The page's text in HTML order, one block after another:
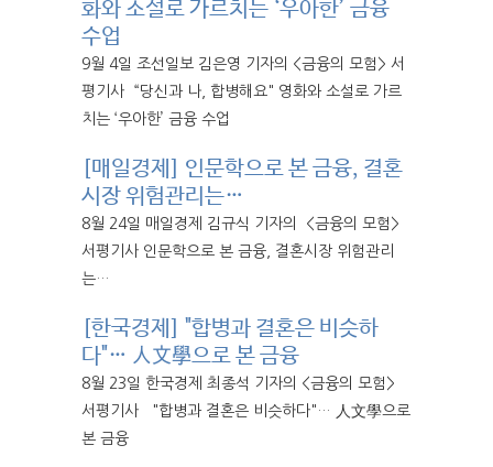
화와 소설로 가르치는 ‘우아한’ 금융
수업
9월 4일 조선일보 김은영 기자의 <금융의 모험> 서
평기사 “당신과 나, 합병해요" 영화와 소설로 가르
치는 ‘우아한’ 금융 수업
[매일경제] 인문학으로 본 금융, 결혼
시장 위험관리는…
8월 24일 매일경제 김규식 기자의 <금융의 모험>
서평기사 인문학으로 본 금융, 결혼시장 위험관리
는…
[한국경제] "합병과 결혼은 비슷하
다"… 人文學으로 본 금융
8월 23일 한국경제 최종석 기자의 <금융의 모험>
서평기사 "합병과 결혼은 비슷하다"… 人文學으로
본 금융